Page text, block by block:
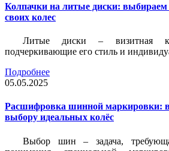
Колпачки на литые диски: выбираем
своих колес
Литые диски – визитная
подчеркивающие его стиль и
Подробнее
05.05.2025
Расшифровка шинной маркировки:
выбору идеальных колёс
Выбор шин – задача,